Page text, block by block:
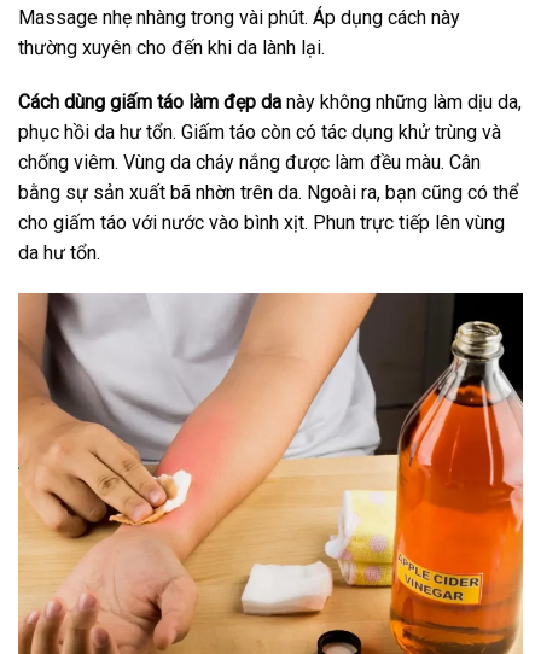
Massage nhẹ nhàng trong vài phút. Áp dụng cách này
thường xuyên cho đến khi da lành lại.
Cách dùng giấm táo làm đẹp da này không những làm dịu da,
phục hồi da hư tổn. Giấm táo còn có tác dụng khử trùng và
chống viêm. Vùng da cháy nắng được làm đều màu. Cân
bằng sự sản xuất bã nhờn trên da. Ngoài ra, bạn cũng có thể
cho giấm táo với nước vào bình xịt. Phun trực tiếp lên vùng
da hư tổn.